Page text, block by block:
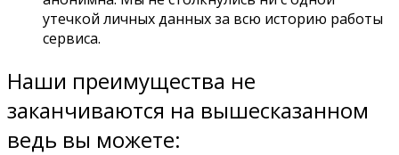
утечкой личных данных за всю историю работы
сервиса.
Наши преимущества не
заканчиваются на вышесказанном
ведь вы можете: